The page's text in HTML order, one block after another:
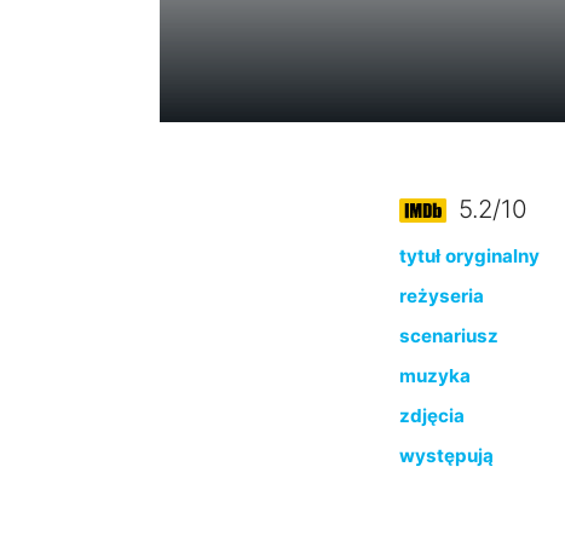
5.2/10
tytuł oryginalny
reżyseria
scenariusz
muzyka
zdjęcia
występują